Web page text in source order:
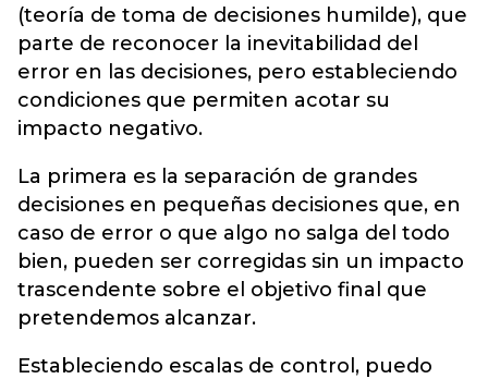
(teoría de toma de decisiones humilde), que
parte de reconocer la inevitabilidad del
error en las decisiones, pero estableciendo
condiciones que permiten acotar su
impacto negativo.
La primera es la separación de grandes
decisiones en pequeñas decisiones que, en
caso de error o que algo no salga del todo
bien, pueden ser corregidas sin un impacto
trascendente sobre el objetivo final que
pretendemos alcanzar.
Estableciendo escalas de control, puedo